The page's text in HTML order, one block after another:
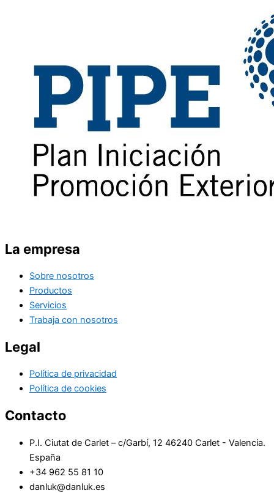
La empresa
Sobre nosotros
Productos
Servicios
Trabaja con nosotros
Legal
Política de privacidad
Política de cookies
Contacto
P.I. Ciutat de Carlet – c/Garbí, 12 46240 Carlet - Valencia.
España
+34 962 55 81 10
danluk@danluk.es